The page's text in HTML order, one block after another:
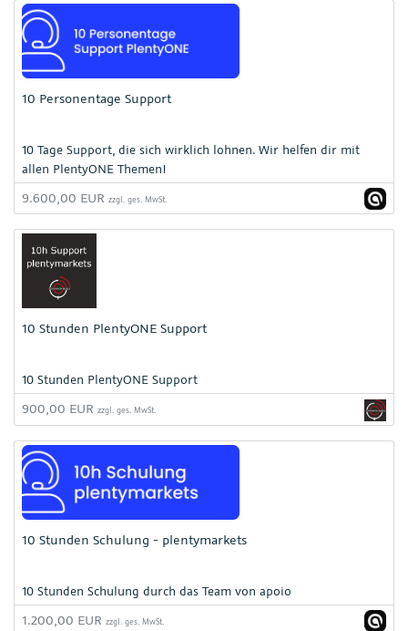
10 Personentage Support
10 Tage Support, die sich wirklich lohnen. Wir helfen dir mit
allen PlentyONE Themen!
9.600,00 EUR zzgl. ges. MwSt.
10 Stunden PlentyONE Support
10 Stunden PlentyONE Support
900,00 EUR zzgl. ges. MwSt.
10 Stunden Schulung - plentymarkets
10 Stunden Schulung durch das Team von apoio
1.200,00 EUR zzgl. ges. MwSt.